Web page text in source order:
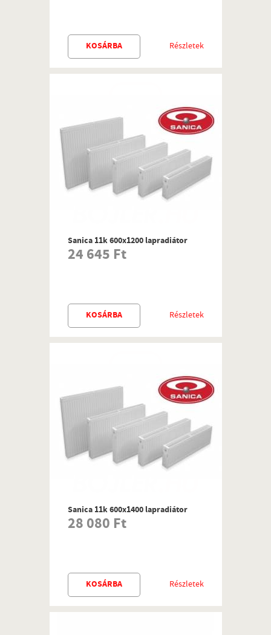
Részletek
KOSÁRBA
Sanica 11k 600x1200 lapradiátor
24 645 Ft
Részletek
KOSÁRBA
Sanica 11k 600x1400 lapradiátor
28 080 Ft
Részletek
KOSÁRBA